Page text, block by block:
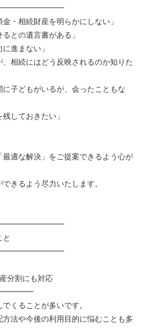
・相続財産を明らかにしない」
との遺言書がある」
進まない」
、相続にはどう反映されるのか知りた
に子どもがいるが、会ったこともな
しておきたい」
適な解決」をご提案できるよう心が
きるよう尽力いたします。
分割にも対応
くることが多いです。
法や今後の利用目的に悩むことも多